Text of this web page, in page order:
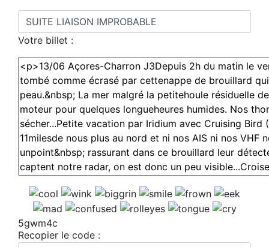
Votre billet :
5gwm4c
Recopier le code :